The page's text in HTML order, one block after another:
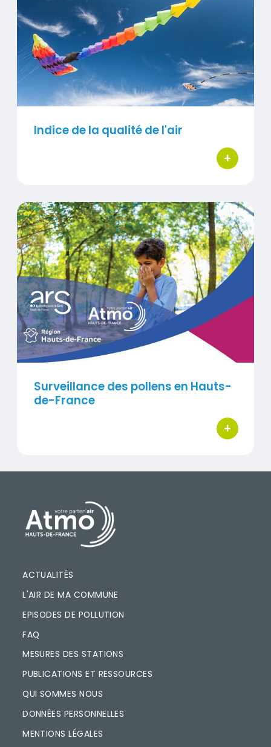
Visuel
Indice de la qualité de l'air
+
bouton
Surveillance des pollens en Hauts-de-France
Visuel
Surveillance des pollens en Hauts-
de-France
+
bouton
PIED DE PAGE
ACTUALITÉS
L'AIR DE MA COMMUNE
EPISODES DE POLLUTION
FAQ
MESURES DES STATIONS
PUBLICATIONS ET RESSOURCES
QUI SOMMES NOUS
DONNÉES PERSONNELLES
MENTIONS LÉGALES